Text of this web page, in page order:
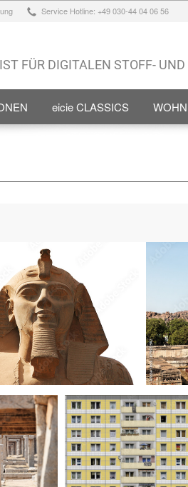
Service Hotline: +49 030-44 04 06 56
FÜR DIGITALEN STOFF-
eicie CLASSICS